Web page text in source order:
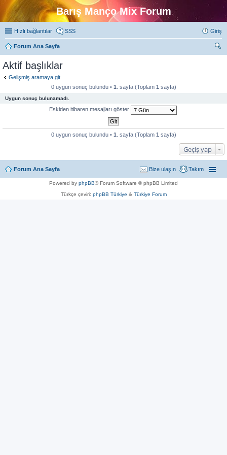
Barış Manço Mix Forum
Hızlı bağlantılar SSS Giriş
Forum Ana Sayfa
Aktif başlıklar
Gelişmiş aramaya git
0 uygun sonuç bulundu • 1 . sayfa (Toplam 1 sayfa)
Uygun sonuç bulunamadı.
Eskiden itibaren mesajları göster
0 uygun sonuç bulundu • 1 . sayfa (Toplam 1 sayfa)
Geçiş yap
Forum Ana Sayfa Takım
Bize ulaşın
Powered by phpBB® Forum Software © phpBB Limited
Türkçe çeviri: phpBB Türkiye & Türkiye Forum